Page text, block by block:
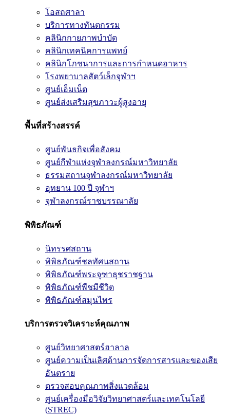
โอสถศาลา
บริการทางทันตกรรม
คลินิกกายภาพบำบัด
คลินิกเทคนิคการแพทย์
คลินิกโภชนาการและการกำหนดอาหาร
โรงพยาบาลสัตว์เล็กจุฬาฯ
ศูนย์เอ็มเน็ต
ศูนย์ส่งเสริมสุขภาวะผู้สูงอายุ
พื้นที่สร้างสรรค์
ศูนย์พันธกิจเพื่อสังคม
ศูนย์กีฬาแห่งจุฬาลงกรณ์มหาวิทยาลัย
ธรรมสถานจุฬาลงกรณ์มหาวิทยาลัย
อุทยาน 100 ปี จุฬาฯ
จุฬาลงกรณ์ราชบรรณาลัย
พิพิธภัณฑ์
นิทรรศสถาน
พิพิธภัณฑ์ชลทัศนสถาน
พิพิธภัณฑ์พระจุฑาธุชราชฐาน
พิพิธภัณฑ์พืชมีชีวิต
พิพิธภัณฑ์สมุนไพร
บริการตรวจวิเคราะห์คุณภาพ
ศูนย์วิทยาศาสตร์ฮาลาล
ศูนย์ความเป็นเลิศด้านการจัดการสารและของเสีย
อันตราย
ตรวจสอบคุณภาพสิ่งแวดล้อม
ศูนย์เครื่องมือวิจัยวิทยาศาสตร์และเทคโนโลยี
(STREC)